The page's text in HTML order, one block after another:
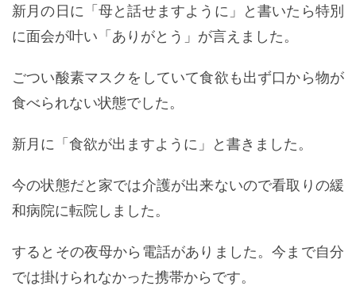
新月の日に「母と話せますように」と書いたら特別
に面会が叶い「ありがとう」が言えました。
ごつい酸素マスクをしていて食欲も出ず口から物が
食べられない状態でした。
新月に「食欲が出ますように」と書きました。
今の状態だと家では介護が出来ないので看取りの緩
和病院に転院しました。
するとその夜母から電話がありました。今まで自分
では掛けられなかった携帯からです。